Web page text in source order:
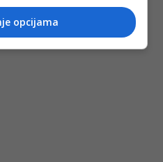
opcijama